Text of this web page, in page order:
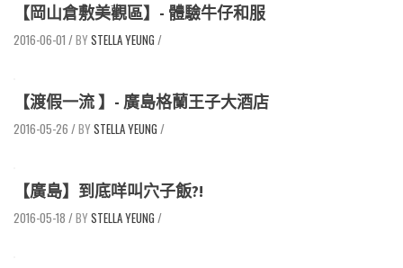
【岡山倉敷美觀區】- 體驗牛仔和服
2016-06-01 / STELLA YEUNG /
【渡假一流 】- 廣島格蘭王子大酒店
2016-05-26 / STELLA YEUNG /
【廣島】到底咩叫穴子飯?!
2016-05-18 / STELLA YEUNG /